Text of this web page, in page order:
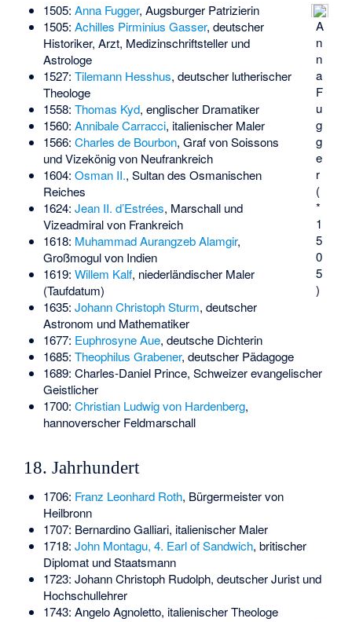
A
n
n
a
F
u
g
g
e
r
(
*
1
5
0
5
)
1505: Anna Fugger, Augsburger Patrizierin
1505: Achilles Pirminius Gasser, deutscher
Historiker, Arzt, Medizinschriftsteller und
Astrologe
1527: Tilemann Hesshus, deutscher lutherischer
Theologe
1558: Thomas Kyd, englischer Dramatiker
1560: Annibale Carracci, italienischer Maler
1566: Charles de Bourbon, Graf von Soissons
und Vizekönig von Neufrankreich
1604: Osman II., Sultan des Osmanischen
Reiches
1624: Jean II. d’Estrées, Marschall und
Vizeadmiral von Frankreich
1618: Muhammad Aurangzeb Alamgir,
Großmogul von Indien
1619: Willem Kalf, niederländischer Maler
(Taufdatum)
1635: Johann Christoph Sturm, deutscher
Astronom und Mathematiker
1677: Euphrosyne Aue, deutsche Dichterin
1685: Theophilus Grabener, deutscher Pädagoge
1689: Charles-Daniel Prince, Schweizer evangelischer
Geistlicher
1700: Christian Ludwig von Hardenberg,
hannoverscher Feldmarschall
18. Jahrhundert
1706: Franz Leonhard Roth, Bürgermeister von
Heilbronn
1707: Bernardino Galliari, italienischer Maler
1718: John Montagu, 4. Earl of Sandwich, britischer
Diplomat und Staatsmann
1723: Johann Christoph Rudolph, deutscher Jurist und
Hochschullehrer
1743: Angelo Agnoletto, italienischer Theologe